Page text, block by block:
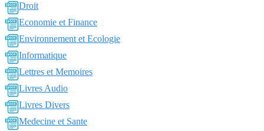
Droit
Economie et Finance
Environnement et Ecologie
Informatique
Lettres et Memoires
Livres Audio
Livres Divers
Medecine et Sante